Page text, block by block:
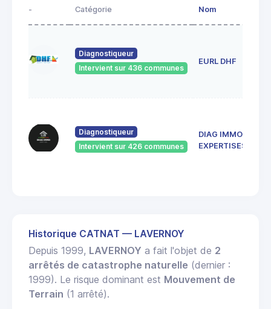
- Catégorie Nom
Diagnostiqueur
Intervient sur 436 communes
EURL DHF
Diagnostiqueur
Intervient sur 426 communes
DIAG IMMO
EXPERTISES
Historique CATNAT — LAVERNOY
Depuis 1999, LAVERNOY a fait l'objet de 2
arrêtés de catastrophe naturelle (dernier :
1999). Le risque dominant est Mouvement de
Terrain (1 arrêté).